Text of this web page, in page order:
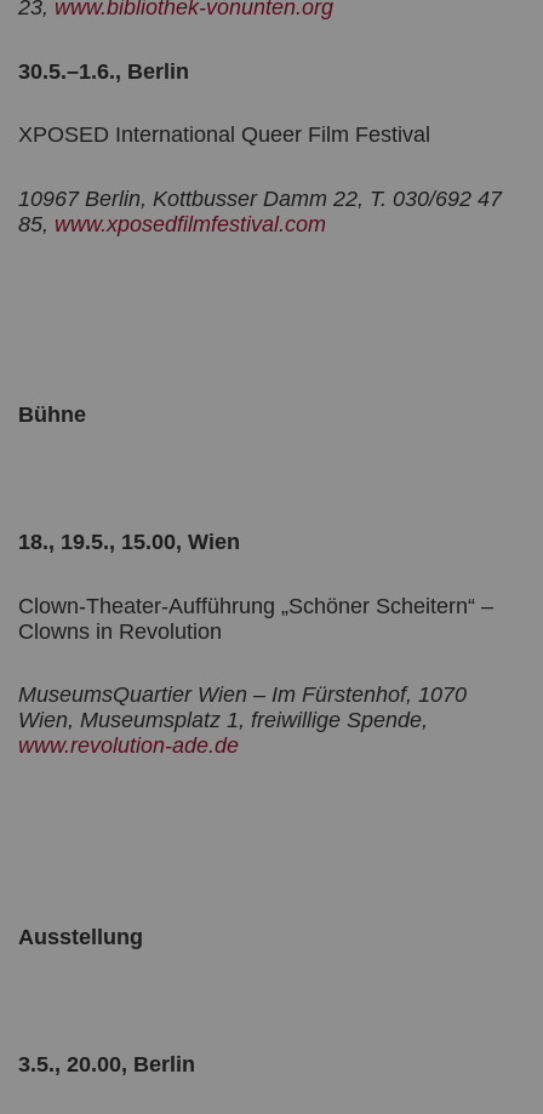
23, www.bibliothek-vonunten.org
30.5.–1.6., Berlin
XPOSED International Queer Film Festival
10967 Berlin, Kottbusser Damm 22, T. 030/692 47
85, www.xposedfilmfestival.com
Bühne
18., 19.5., 15.00, Wien
Clown-Theater-Aufführung „Schöner Scheitern“ –
Clowns in Revolution
MuseumsQuartier Wien – Im Fürstenhof, 1070
Wien, Museumsplatz 1, freiwillige Spende,
www.revolution-ade.de
Ausstellung
3.5., 20.00, Berlin